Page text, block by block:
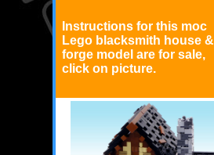
Instructions for this moc
Lego blacksmith house &
forge model are for sale,
click on picture.